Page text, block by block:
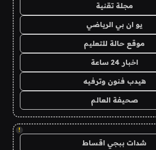
مجلة تقنية
يو ان بي الرياضي
موقع حالة للتعليم
اخبار 24 ساعة
هيدب فنون وترفيه
صحيفة العالم
!
شدات ببجي اقساط